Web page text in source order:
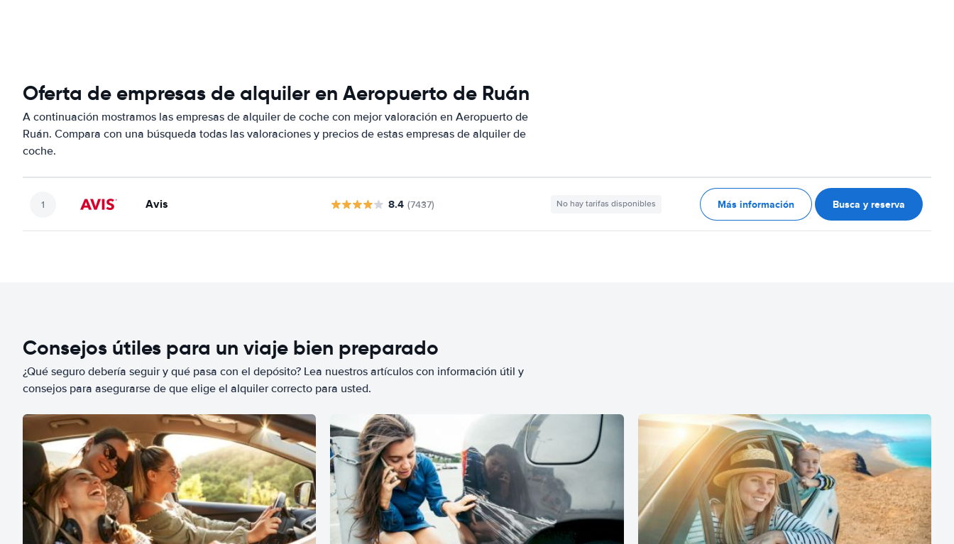
Oferta de empresas de alquiler en Aeropuerto de Ruán
A continuación mostramos las empresas de alquiler de coche con mejor valoración en Aeropuerto de
Ruán. Compara con una búsqueda todas las valoraciones y precios de estas empresas de alquiler de
coche.
Avis 8.4 (7437) No hay tarifas disponibles Más información Busca y reserva
Consejos útiles para un viaje bien preparado
¿Qué seguro debería seguir y qué pasa con el depósito? Lea nuestros artículos con información útil y
consejos para asegurarse de que elige el alquiler correcto para usted.